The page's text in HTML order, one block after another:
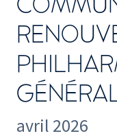
avril 2026